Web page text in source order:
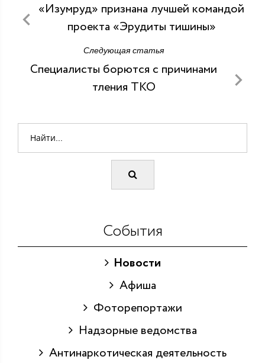
«Изумруд» признана лучшей командой
проекта «Эрудиты тишины»
Следующая статья
Специалисты борются с причинами
тления ТКО
События
Новости
Афиша
Фоторепортажи
Надзорные ведомства
Антинаркотическая деятельность